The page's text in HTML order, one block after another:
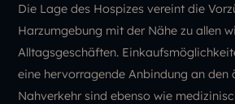
Die Lage des Hospizes vereint die
Harzumgebung mit der Nähe zu allen
Alltagsgeschäften.
eine hervorragende Anbindung an den
Nahverkehr sind ebenso wie